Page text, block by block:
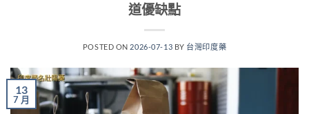
道優缺點
POSTED ON 2026-07-13 BY 台灣印度藥
13
7 月